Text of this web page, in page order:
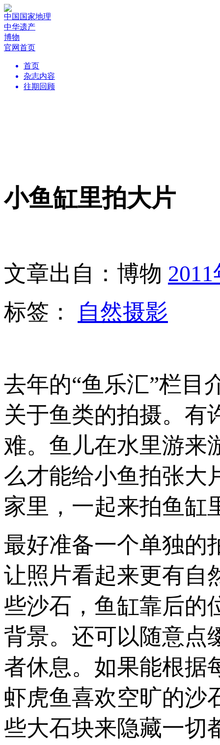
中国国家地理
中华遗产
博物
官网首页
首页
杂志内容
往期回顾
小鱼缸里拍大片
文章出自：博物
标签：
自然摄影
去年的“鱼乐汇”栏目
关于鱼类的拍摄。有
难。鱼儿在水里游来
么才能给小鱼拍张大
家里，一起来拍鱼缸
最好准备一个单独的
让照片看起来更有自
些沙石，鱼缸靠后的
背景。还可以随意点
者休息。如果能根据
虾虎鱼喜欢空旷的沙
些大石块来隐藏一切